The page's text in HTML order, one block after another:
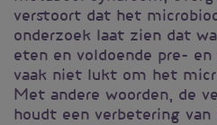
verstoort dat het
onderzoek laat zien dat
eten en voldoende pre-
vaak niet lukt om het
Met andere woorden, de
houdt een verbetering